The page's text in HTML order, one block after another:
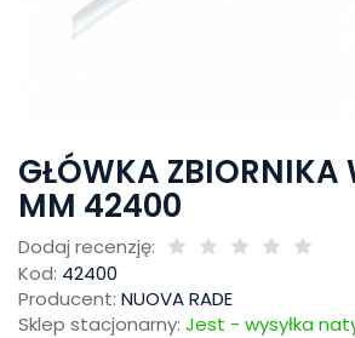
GŁÓWKA ZBIORNIKA
MM 42400
Dodaj recenzję:
Kod: 42400
Producent: NUOVA RADE
Sklep stacjonarny: Jest - wysyłka